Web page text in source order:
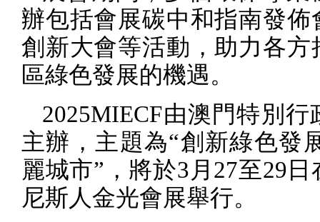
辦包括會展碳中和指南發佈
創新大會等活動，助力各方
區綠色發展的機遇。
2025MIECF由澳門特別行
主辦，主題為“創新綠色發
麗城市”，將於3 月 27至29
尼斯人金光會展舉行。